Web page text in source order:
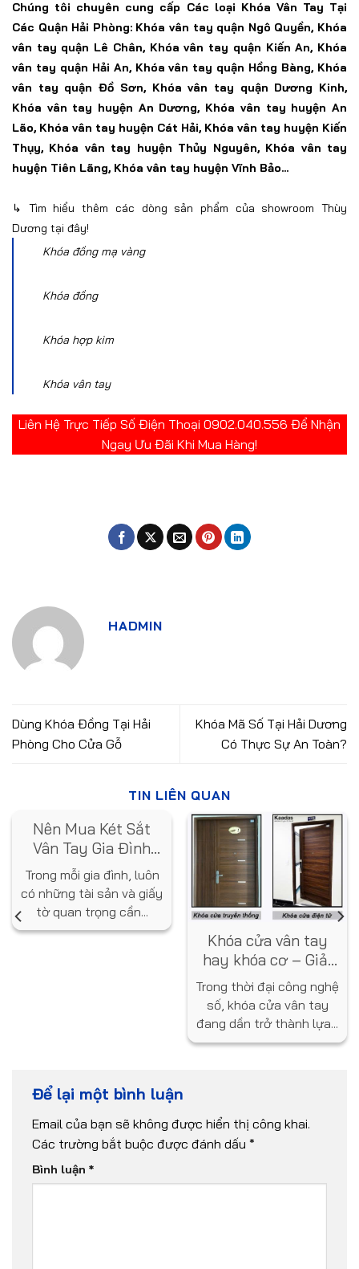
Chúng tôi chuyên cung cấp Các loại Khóa Vân Tay Tại
Các Quận Hải Phòng: Khóa vân tay quận Ngô Quyền, Khóa
vân tay quận Lê Chân, Khóa vân tay quận Kiến An, Khóa
vân tay quận Hải An, Khóa vân tay quận Hồng Bàng, Khóa
vân tay quận Đồ Sơn, Khóa vân tay quận Dương Kinh,
Khóa vân tay huyện An Dương, Khóa vân tay huyện An
Lão, Khóa vân tay huyện Cát Hải, Khóa vân tay huyện Kiến
Thụy, Khóa vân tay huyện Thủy Nguyên, Khóa vân tay
huyện Tiên Lãng, Khóa vân tay huyện Vĩnh Bảo...
↳ Tìm hiểu thêm các dòng sản phẩm của showroom Thùy
Dương tại đây!
Khóa đồng mạ vàng
Khóa đồng
Khóa hợp kim
Khóa vân tay
Liên Hệ Trực Tiếp Số Điện Thoại 0902.040.556 Để Nhận
Ngay Ưu Đãi Khi Mua Hàng!
HADMIN
Dùng Khóa Đồng Tại Hải
Phòng Cho Cửa Gỗ
Khóa Mã Số Tại Hải Dương
Có Thực Sự An Toàn?
TIN LIÊN QUAN
Nên Mua Két Sắt
Vân Tay Gia Đình
Loại Nào? Gợi Ý Từ
Chuyên Gia
Trong mỗi gia đình, luôn
có những tài sản và giấy
tờ quan trọng cần...
Khóa cửa vân tay
hay khóa cơ – Giải
pháp nào tốt hơn
cho ngôi nhà bạn?
Trong thời đại công nghệ
số, khóa cửa vân tay
đang dần trở thành lựa...
Để lại một bình luận
Email của bạn sẽ không được hiển thị công khai.
Các trường bắt buộc được đánh dấu *
Bình luận *